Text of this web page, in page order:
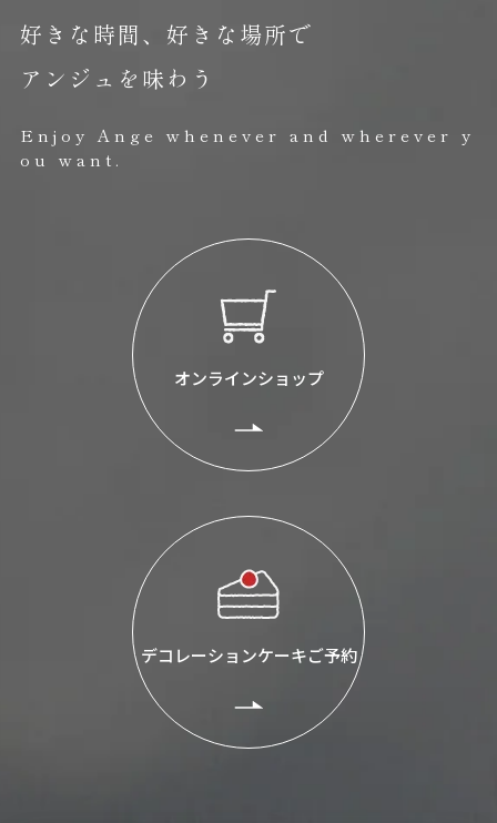
好きな時間、好きな場所で
アンジュを味わう
Enjoy Ange whenever and wherever y
ou want.
オンラインショップ
デコレーションケーキご予約